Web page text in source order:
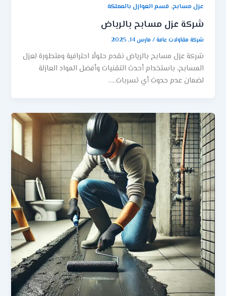
عزل مسابح,قسم العوازل بالمملكة
شركة عزل مسابح بالرياض
شركة مقاولات عامة/ مارس 14, 2025
شركة عزل مسابح بالرياض نقدم حلولًا احترافية ومتطورة لعزل
المسابح، باستخدام أحدث التقنيات وأفضل المواد العازلة
لضمان عدم حدوث أي تسربات…..